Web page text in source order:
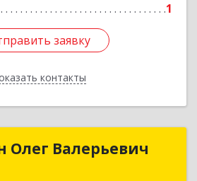
1
заявку
контакты
заявку
Назад
Валерьевич
Олег Валерьевич